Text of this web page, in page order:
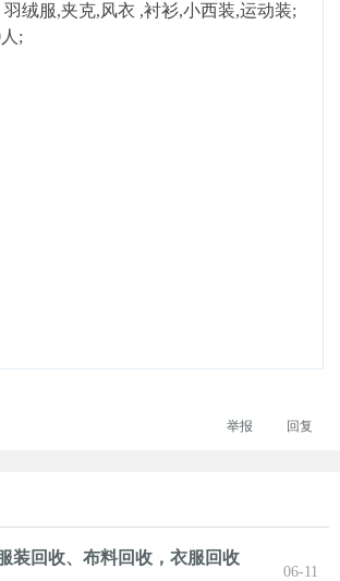
绒服,夹克,风衣 ,衬衫,小西装,运动装;
;
回复
举报
装回收、布料回收，衣服回收
06-11